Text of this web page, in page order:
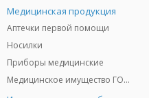
Медицинская продукция
Аптечки первой помощи
Носилки
Приборы медицинские
Медицинское имущество ГО и ЧС